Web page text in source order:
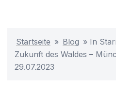
Startseite » Blog » In
Zukunft des Waldes –
29.07.2023